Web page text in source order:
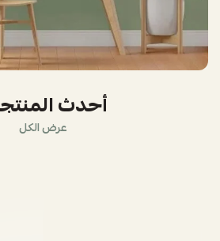
أحدث
عرض الكل